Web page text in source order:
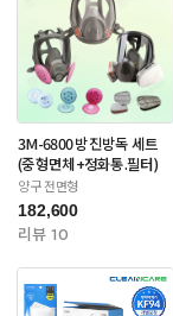
3M-6800 방진방독 세트
(중형면체+정화통.필터)
양구 전면형
182,600
리뷰 10